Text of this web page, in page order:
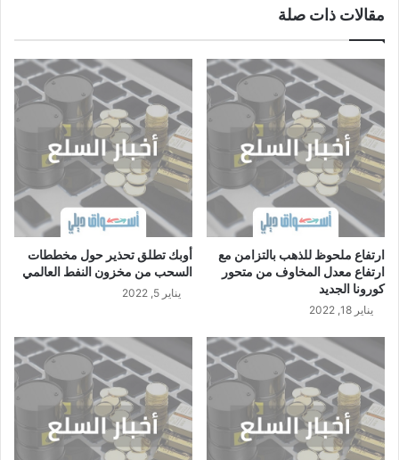
مقالات ذات صلة
ارتفاع ملحوظ للذهب بالتزامن مع
ارتفاع معدل المخاوف من متحور
كورونا الجديد
يناير 18, 2022
أوبك تطلق تحذير حول مخططات
السحب من مخزون النفط العالمي
يناير 5, 2022